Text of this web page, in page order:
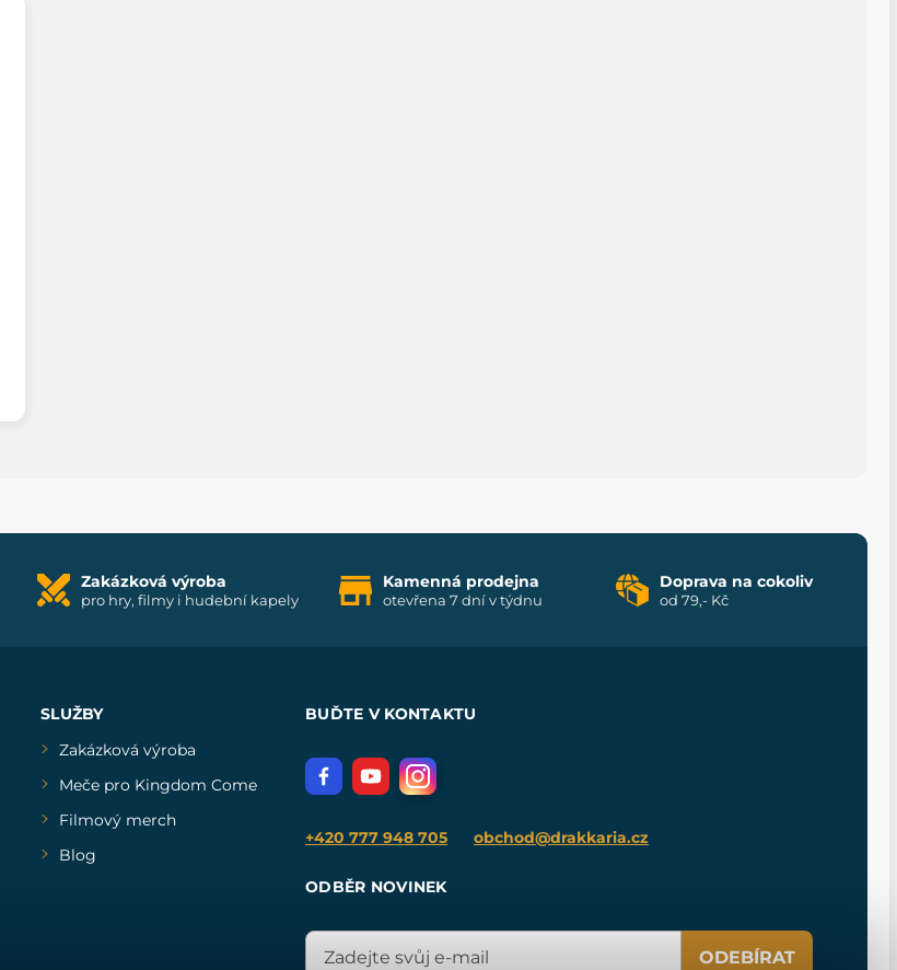
Zakázková výroba
pro hry, filmy i hudební kapely
Kamenná prodejna
otevřena 7 dní v týdnu
Doprava na cokoliv
od 79,- Kč
SLUŽBY
Zakázková výroba
Meče pro Kingdom Come
Filmový merch
Blog
BUĎTE V KONTAKTU
+420 777 948 705 obchod@drakkaria.cz
ODBĚR NOVINEK
ODEBÍRAT